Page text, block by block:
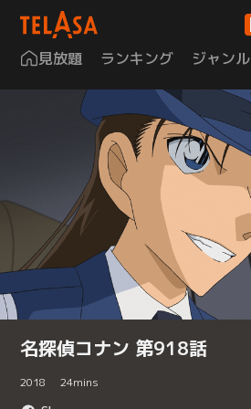
見放題 ランキング ジャンル
名探偵コナン 第918話
2018 24mins